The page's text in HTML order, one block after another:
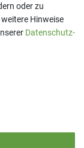
oder zu
Hinweise
Daten­schutz­